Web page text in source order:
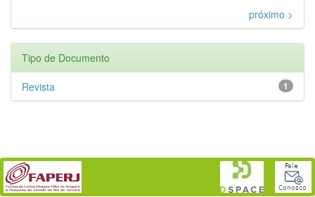
próximo >
Tipo de Documento
1
Revista